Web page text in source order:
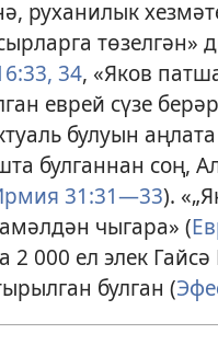
руханилык
төзелгән»
34, «Яков
еврей сүзе
булуын аңлата
булганнан соң,
31:31—33).
чыгара» (
000 ел элек
булган (